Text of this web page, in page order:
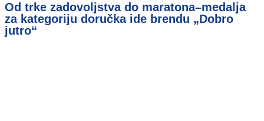
Od trke zadovoljstva do maratona–medalja
za kategoriju doručka ide brendu „Dobro
jutro“